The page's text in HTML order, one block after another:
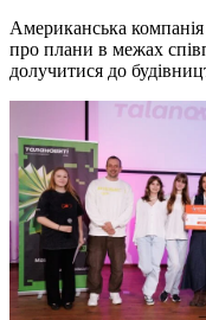
Американська
про плани в межах
долучитися до